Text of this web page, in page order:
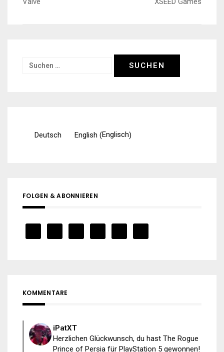
Suchen
Deutsch English (Englisch)
FOLGEN & ABONNIEREN
KOMMENTARE
iPatXT
Herzlichen Glückwunsch, du hast The Rogue
Prince of Persia für PlayStation 5 gewonnen!